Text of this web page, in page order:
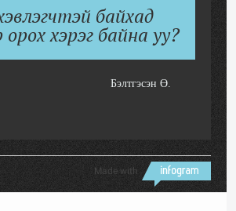
байхад
орох хэрэг байна уу?
Ө.
Made with